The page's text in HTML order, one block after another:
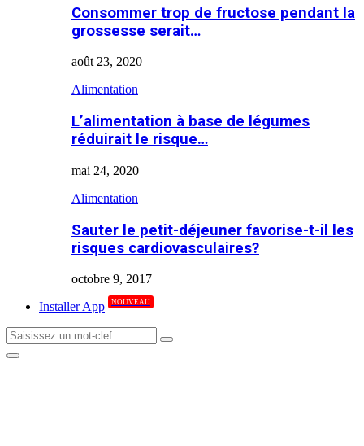
Consommer trop de fructose pendant la
grossesse serait…
août 23, 2020
Alimentation
L’alimentation à base de légumes
réduirait le risque…
mai 24, 2020
Alimentation
Sauter le petit-déjeuner favorise-t-il les
risques cardiovasculaires?
octobre 9, 2017
Installer App
NOUVEAU
Search
for:
Search
Primary